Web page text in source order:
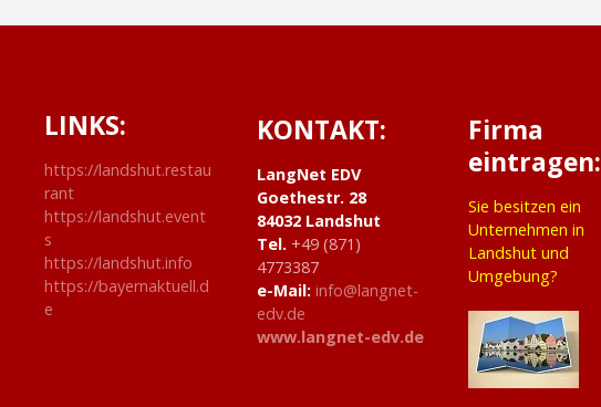
o
n
LINKS:
https://landshut.restau
rant
https://landshut.event
s
https://landshut.info
https://bayernaktuell.d
e
KONTAKT:
LangNet EDV
Goethestr. 28
84032 Landshut
Tel. +49 (871)
4773387
e-Mail: info@langnet-
edv.de
www.langnet-edv.de
Firma
eintragen:
Sie besitzen ein
Unternehmen in
Landshut und
Umgebung?